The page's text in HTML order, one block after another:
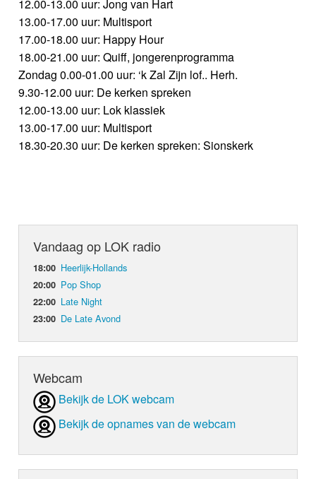
12.00-13.00 uur: Jong van Hart
13.00-17.00 uur: Multisport
17.00-18.00 uur: Happy Hour
18.00-21.00 uur: Quiff, jongerenprogramma
Zondag 0.00-01.00 uur: ‘k Zal Zijn lof.. Herh.
9.30-12.00 uur: De kerken spreken
12.00-13.00 uur: Lok klassiek
13.00-17.00 uur: Multisport
18.30-20.30 uur: De kerken spreken: Sionskerk
Vandaag op LOK radio
18:00 Heerlijk-Hollands
20:00 Pop Shop
22:00 Late Night
23:00 De Late Avond
Webcam
Bekijk de LOK webcam
Bekijk de opnames van de webcam